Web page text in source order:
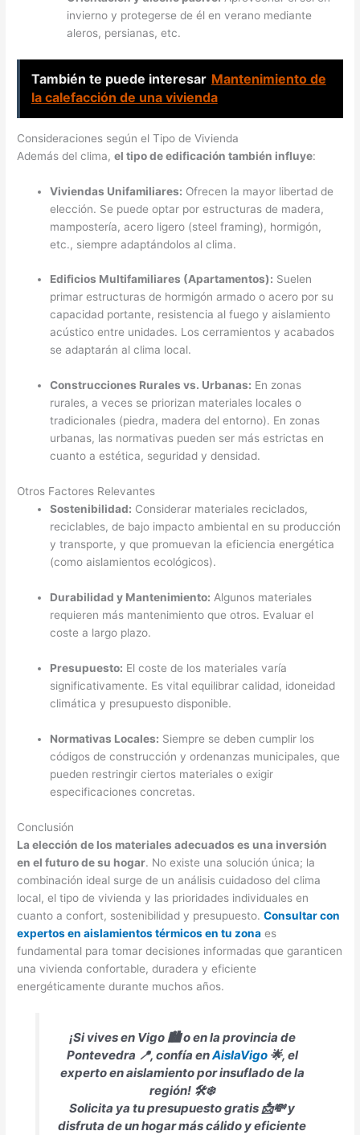
invierno y protegerse de él en verano mediante
aleros, persianas, etc.
También te puede interesar Mantenimiento de
la calefacción de una vivienda
Consideraciones según el Tipo de Vivienda
Además del clima,el tipo de edificación también influye:
Viviendas Unifamiliares: Ofrecen la mayor libertad de
elección. Se puede optar por estructuras de madera,
mampostería, acero ligero (steel framing), hormigón,
etc., siempre adaptándolos al clima.
Edificios Multifamiliares (Apartamentos): Suelen
primar estructuras de hormigón armado o acero por su
capacidad portante, resistencia al fuego y aislamiento
acústico entre unidades. Los cerramientos y acabados
se adaptarán al clima local.
Construcciones Rurales vs. Urbanas: En zonas
rurales, a veces se priorizan materiales locales o
tradicionales (piedra, madera del entorno). En zonas
urbanas, las normativas pueden ser más estrictas en
cuanto a estética, seguridad y densidad.
Otros Factores Relevantes
Sostenibilidad: Considerar materiales reciclados,
reciclables, de bajo impacto ambiental en su producción
y transporte, y que promuevan la eficiencia energética
(como aislamientos ecológicos).
Durabilidad y Mantenimiento: Algunos materiales
requieren más mantenimiento que otros. Evaluar el
coste a largo plazo.
Presupuesto: El coste de los materiales varía
significativamente. Es vital equilibrar calidad, idoneidad
climática y presupuesto disponible.
Normativas Locales: Siempre se deben cumplir los
códigos de construcción y ordenanzas municipales, que
pueden restringir ciertos materiales o exigir
especificaciones concretas.
Conclusión
La elección de los materiales adecuados es una inversión
en el futuro de su hogar. No existe una solución única; la
combinación ideal surge de un análisis cuidadoso del clima
local, el tipo de vivienda y las prioridades individuales en
cuanto a confort, sostenibilidad y presupuesto.Consultar con
expertos en aislamientos térmicos en tu zona es
fundamental para tomar decisiones informadas que garanticen
una vivienda confortable, duradera y eficiente
energéticamente durante muchos años.
¡Si vives en Vigo 🏙️ o en la provincia de
Pontevedra 📍, confía enAislaVigo🌟, el
experto en aislamiento por insuflado de la
región! 🛠️❄️
Solicita ya tu presupuesto gratis 📩💸 y
disfruta de un hogar más cálido y eficiente